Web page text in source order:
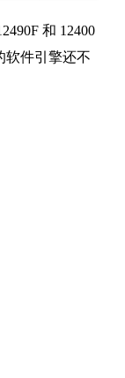
和 12400
软件引擎还不